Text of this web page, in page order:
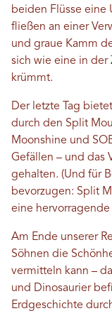
beiden Flüsse eine
fließen an einer
und graue Kamm
sich wie eine in der
krümmt.
Der letzte Tag
durch den Split
Moonshine und
Gefällen – und das
gehalten. (Und für
bevorzugen: Split
eine hervorragende
Am Ende unserer
Söhnen die
vermitteln kann –
und Dinosaurier
Erdgeschichte